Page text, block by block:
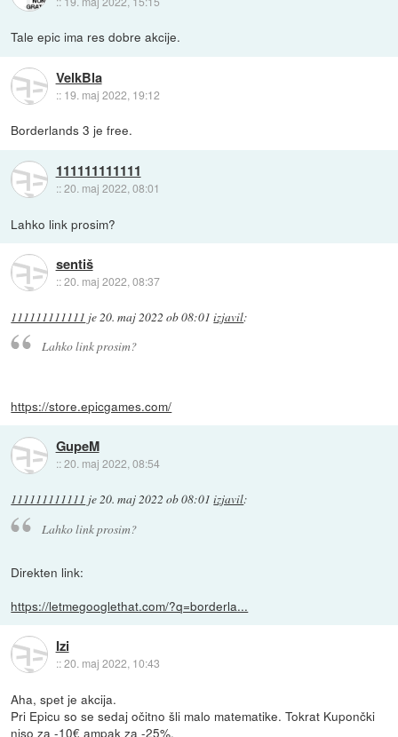
Tale epic ima res dobre akcije.
VelkBla
:: 19. maj 2022, 19:12
Borderlands 3 je free.
111111111111
::20. maj 2022, 08:01
Lahko link prosim?
sentiš
::20. maj 2022, 08:37
111111111111 je 20. maj 2022 ob 08:01 izjavil:
Lahko link prosim?
https://store.epicgames.com/
GupeM
::20. maj 2022, 08:54
111111111111 je20. maj 2022 ob 08:01 izjavil:
Lahko link prosim?
Direkten link:
https://letmegooglethat.com/?q=borderla...
Izi
::20. maj 2022, 10:43
Aha, spet je akcija.
Pri Epicu so se sedaj očitno šli malo matematike. Tokrat Kupončki
niso za -10€ ampak za -25%.